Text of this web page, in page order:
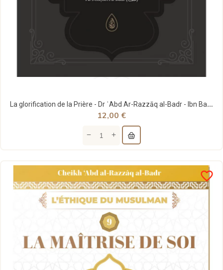
La glorification de la Prière - Dr ʿAbd Ar-Razzāq al-Badr - Ibn Badis
12,00 €
favorite_border